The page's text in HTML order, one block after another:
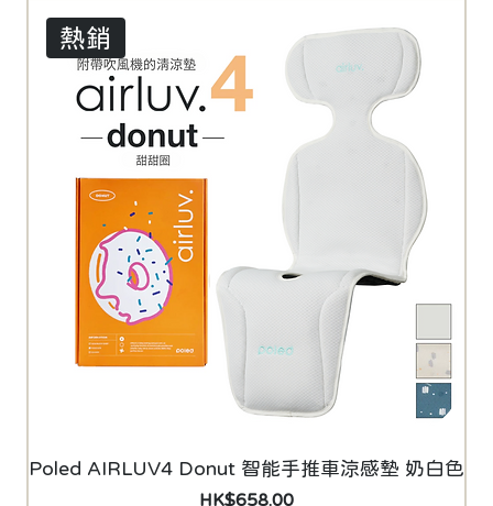
熱銷
Poled AIRLUV4 Donut 智能手推車涼感墊 奶白色
價格
HK$658.00